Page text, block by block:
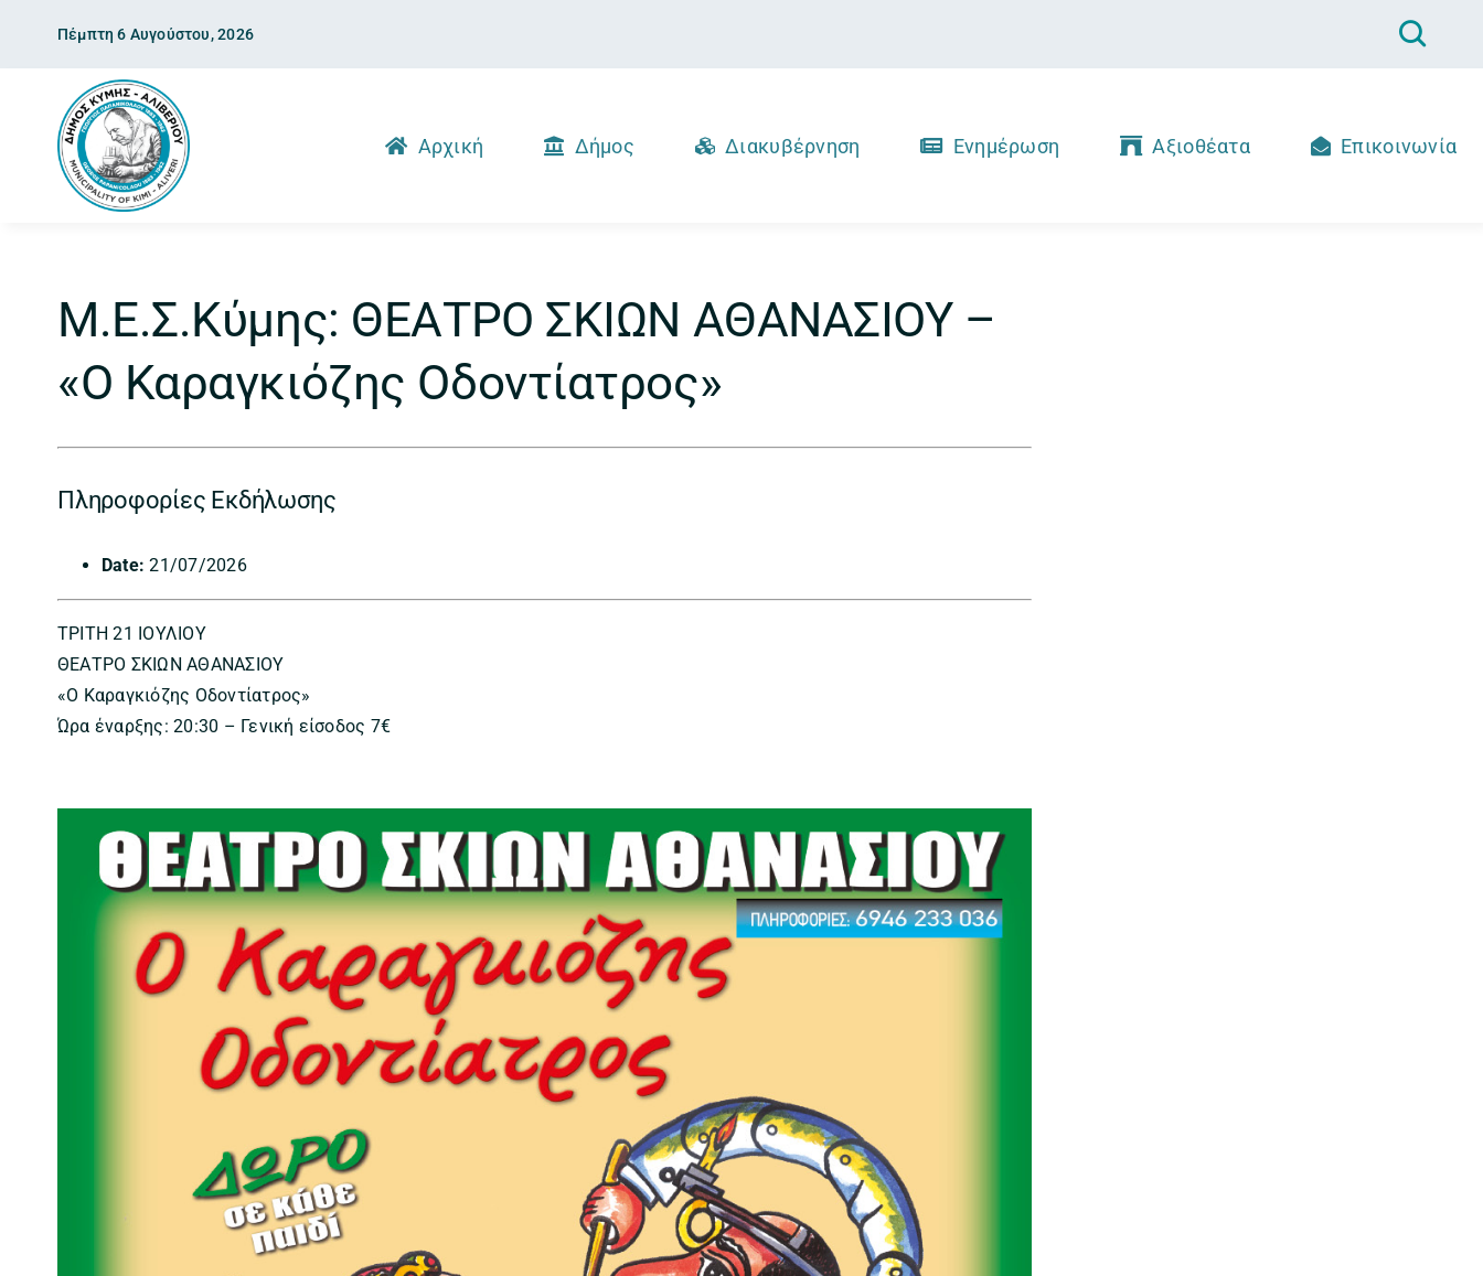
content
Πέμπτη 6 Αυγούστου, 2026
Αρχική Δήμος Διακυβέρνηση Ενημέρωση Αξιοθέατα Επικοινωνία
Μ.Ε.Σ.Κύμης: ΘΕΑΤΡΟ ΣΚΙΩΝ ΑΘΑΝΑΣΙΟΥ –
«Ο Καραγκιόζης Οδοντίατρος»
Πληροφορίες Εκδήλωσης
Date: 21/07/2026
ΤΡΙΤΗ 21 ΙΟΥΛΙΟΥ
ΘΕΑΤΡΟ ΣΚΙΩΝ ΑΘΑΝΑΣΙΟΥ
«Ο Καραγκιόζης Οδοντίατρος»
Ώρα έναρξης: 20:30 – Γενική είσοδος 7€